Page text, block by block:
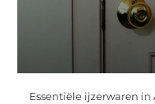
Essentiële ijzerwaren